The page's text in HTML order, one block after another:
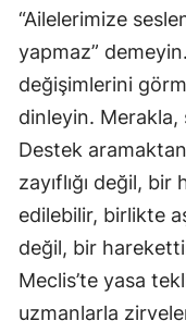
“Ailelerimize
yapmaz”
değişimlerini
dinleyin. Merakla,
Destek
zayıflığı değil,
edilebilir, birlikte
değil, bir
Meclis’te yasa
uzmanlarla